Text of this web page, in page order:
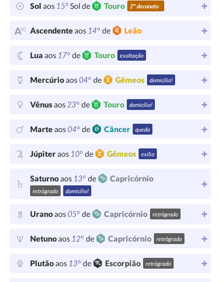
Sol aos 15°Sol de Touro 2º decanato
Ascendenteaos 14° de Leão
Lua aos 17° de Touro exaltação
Mercúrioaos04° de Gêmeos domicílio!
Vênusaos23° de Touro domicílio!
Marteaos04° de Câncer queda
Júpiteraos 10° de Gêmeos exílio
Saturnoaos 13° de Capricórnio
retrógrado domicílio!
Uranoaos05° de Capricórnio retrógrado
Netunoaos 12° de Capricórnio retrógrado
Plutãoaos 13° de Escorpião retrógrado